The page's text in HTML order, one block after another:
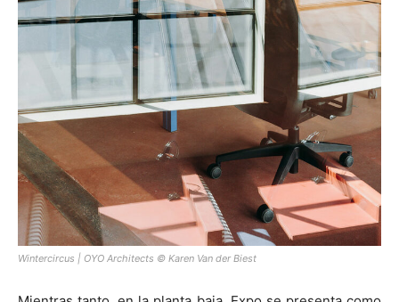
Wintercircus | OYO Architects © Karen Van der Biest